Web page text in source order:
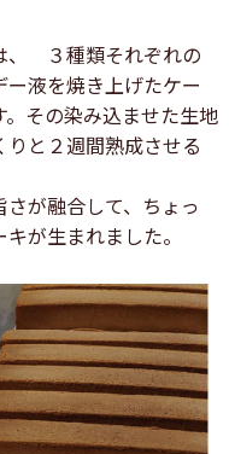
、 ３種類それぞれの
液を焼き上げたケー
その染み込ませた生地
と２週間熟成させる
が融合して、ちょっ
が生まれました。